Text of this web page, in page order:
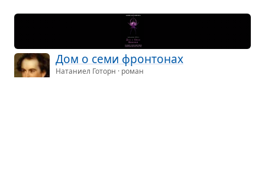
Дом о семи фрон­то­нах
Натаниел Готорн · роман